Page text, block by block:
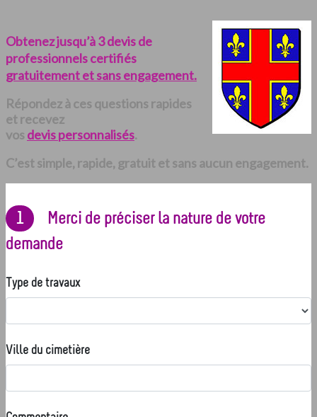
Obtenez jusqu’à 3 devis de
professionnels certifiés
gratuitement et sans engagement.
Répondez à ces questions rapides
et recevez
vos devis personnalisés.
C’est simple, rapide, gratuit et sans aucun engagement.